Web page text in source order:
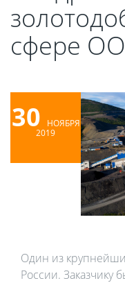
сфере
30
НОЯБРЯ
2019
Один из
России. Заказчику